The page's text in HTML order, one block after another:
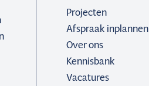
Projecten
Afspraak inplannen
Over ons
Kennisbank
Vacatures